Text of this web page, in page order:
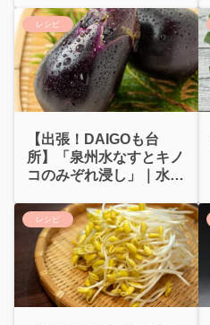
レシピ
【出張！DAIGOも台
所】「泉州水なすとキノ
コのみぞれ浸し」｜水な
レシピ